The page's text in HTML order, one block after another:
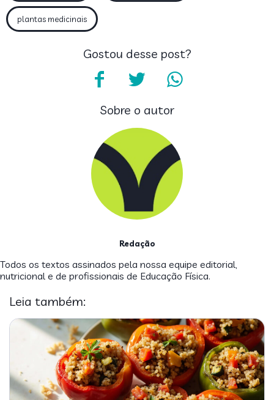
plantas medicinais
Gostou desse post?
Sobre o autor
Redação
Todos os textos assinados pela nossa equipe editorial,
nutricional e de profissionais de Educação Física.
Leia também: